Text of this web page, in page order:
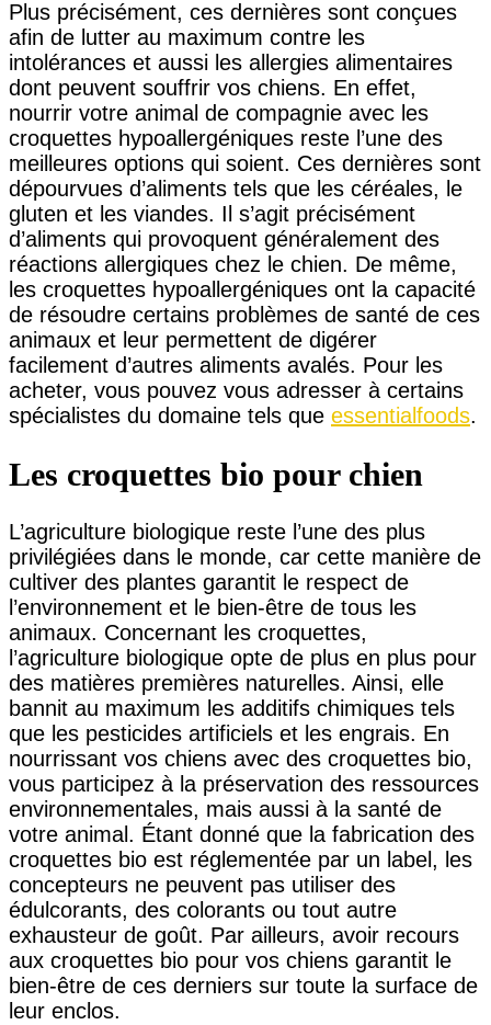
Plus précisément, ces dernières sont conçues
afin de lutter au maximum contre les
intolérances et aussi les allergies alimentaires
dont peuvent souffrir vos chiens. En effet,
nourrir votre animal de compagnie avec les
croquettes hypoallergéniques reste l’une des
meilleures options qui soient. Ces dernières sont
dépourvues d’aliments tels que les céréales, le
gluten et les viandes. Il s’agit précisément
d’aliments qui provoquent généralement des
réactions allergiques chez le chien. De même,
les croquettes hypoallergéniques ont la capacité
de résoudre certains problèmes de santé de ces
animaux et leur permettent de digérer
facilement d’autres aliments avalés. Pour les
acheter, vous pouvez vous adresser à certains
spécialistes du domaine tels que essentialfoods.
Les croquettes bio pour chien
L’agriculture biologique reste l’une des plus
privilégiées dans le monde, car cette manière de
cultiver des plantes garantit le respect de
l’environnement et le bien-être de tous les
animaux. Concernant les croquettes,
l’agriculture biologique opte de plus en plus pour
des matières premières naturelles. Ainsi, elle
bannit au maximum les additifs chimiques tels
que les pesticides artificiels et les engrais. En
nourrissant vos chiens avec des croquettes bio,
vous participez à la préservation des ressources
environnementales, mais aussi à la santé de
votre animal. Étant donné que la fabrication des
croquettes bio est réglementée par un label, les
concepteurs ne peuvent pas utiliser des
édulcorants, des colorants ou tout autre
exhausteur de goût. Par ailleurs, avoir recours
aux croquettes bio pour vos chiens garantit le
bien-être de ces derniers sur toute la surface de
leur enclos.